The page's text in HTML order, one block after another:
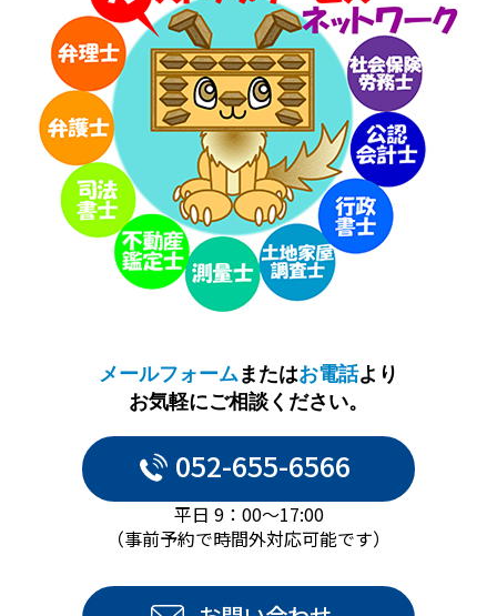
メールフォームまたはお電話より
お気軽にご相談ください。
052-655-6566
平日 9：00～17:00
（事前予約で時間外対応可能です）